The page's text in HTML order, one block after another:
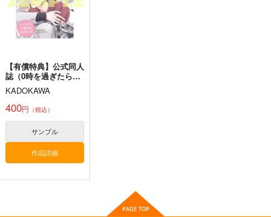
【有償特典】公式同人
誌（0時を過ぎたら君
のもの 上下）
KADOKAWA
400円 （税込）
サンプル
作品詳細